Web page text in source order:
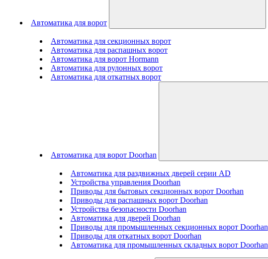
Автоматика для ворот
Автоматика для секционных ворот
Автоматика для распашных ворот
Автоматика для ворот Hormann
Автоматика для рулонных ворот
Автоматика для откатных ворот
Автоматика для ворот Doorhan
Автоматика для раздвижных дверей серии AD
Устройства управления Doorhan
Приводы для бытовых секционных ворот Doorhan
Приводы для распашных ворот Doorhan
Устройства безопасности Doorhan
Автоматика для дверей Doorhan
Приводы для промышленных секционных ворот Doorhan
Приводы для откатных ворот Doorhan
Автоматика для промышленных складных ворот Doorhan